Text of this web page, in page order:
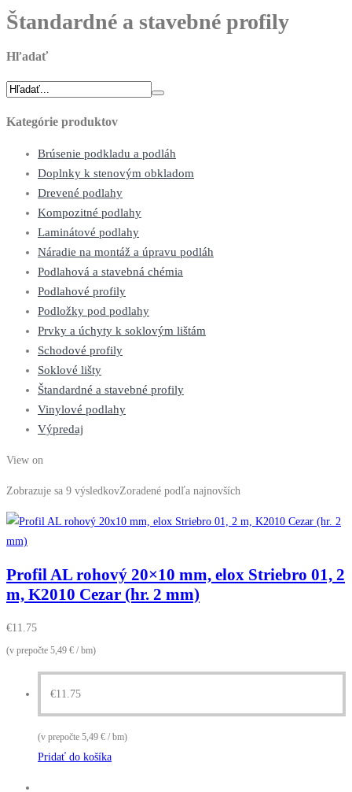
Štandardné a stavebné profily
Hľadať
Kategórie produktov
Brúsenie podkladu a podláh
Doplnky k stenovým obkladom
Drevené podlahy
Kompozitné podlahy
Laminátové podlahy
Náradie na montáž a úpravu podláh
Podlahová a stavebná chémia
Podlahové profily
Podložky pod podlahy
Prvky a úchyty k soklovým lištám
Schodové profily
Soklové lišty
Štandardné a stavebné profily
Vinylové podlahy
Výpredaj
View on
Zobrazuje sa 9 výsledkovZoradené podľa najnovších
Profil AL rohový 20×10 mm, elox Striebro 01, 2
m, K2010 Cezar (hr. 2 mm)
€11.75
(v prepočte 5,49 € / bm)
€11.75
(v prepočte 5,49 € / bm)
Pridať do košíka